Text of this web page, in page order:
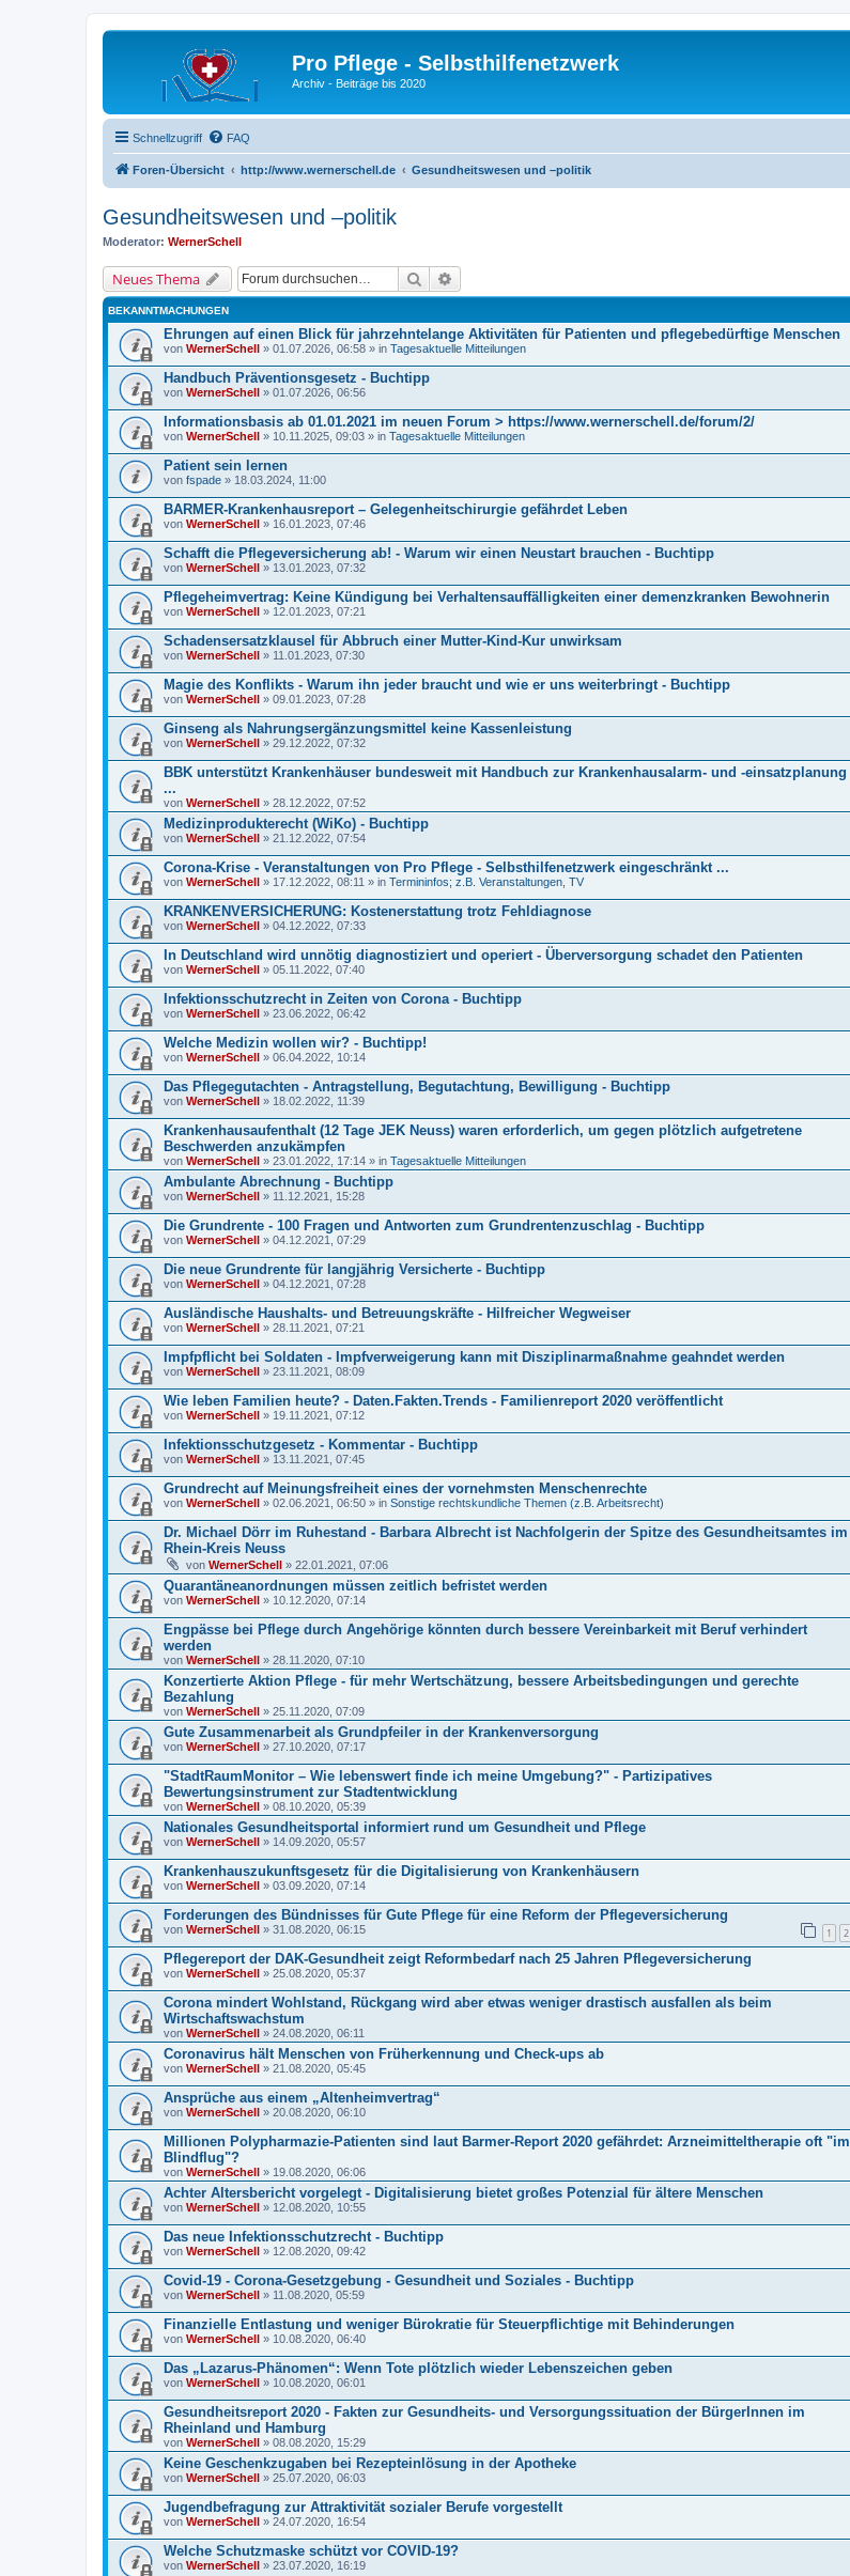
Pro Pflege - Selbsthilfenetzwerk
Archiv - Beiträge bis 2020
Schnellzugriff FAQ
Foren-Übersicht http://www.wernerschell.de Gesundheitswesen und –politik
Gesundheitswesen und –politik
Moderator: WernerSchell
Neues Thema Suche
BEKANNTMACHUNGEN
Ehrungen auf einen Blick für jahrzehntelange Aktivitäten für Patienten und pflegebedürftige Menschen
von WernerSchell » 01.07.2026, 06:58 » in Tagesaktuelle Mitteilungen
Handbuch Präventionsgesetz - Buchtipp
von WernerSchell » 01.07.2026, 06:56
Informationsbasis ab 01.01.2021 im neuen Forum > https://www.wernerschell.de/forum/2/
von WernerSchell » 10.11.2025, 09:03 » in Tagesaktuelle Mitteilungen
Patient sein lernen
von fspade » 18.03.2024, 11:00
BARMER-Krankenhausreport – Gelegenheitschirurgie gefährdet Leben
von WernerSchell » 16.01.2023, 07:46
Schafft die Pflegeversicherung ab! - Warum wir einen Neustart brauchen - Buchtipp
von WernerSchell » 13.01.2023, 07:32
Pflegeheimvertrag: Keine Kündigung bei Verhaltensauffälligkeiten einer demenzkranken Bewohnerin
von WernerSchell » 12.01.2023, 07:21
Schadensersatzklausel für Abbruch einer Mutter-Kind-Kur unwirksam
von WernerSchell » 11.01.2023, 07:30
Magie des Konflikts - Warum ihn jeder braucht und wie er uns weiterbringt - Buchtipp
von WernerSchell » 09.01.2023, 07:28
Ginseng als Nahrungsergänzungsmittel keine Kassenleistung
von WernerSchell » 29.12.2022, 07:32
BBK unterstützt Krankenhäuser bundesweit mit Handbuch zur Krankenhausalarm- und -einsatzplanung
...
von WernerSchell » 28.12.2022, 07:52
Medizinprodukterecht (WiKo) - Buchtipp
von WernerSchell » 21.12.2022, 07:54
Corona-Krise - Veranstaltungen von Pro Pflege - Selbsthilfenetzwerk eingeschränkt ...
von WernerSchell » 17.12.2022, 08:11 » in Termininfos; z.B. Veranstaltungen, TV
KRANKENVERSICHERUNG: Kostenerstattung trotz Fehldiagnose
von WernerSchell » 04.12.2022, 07:33
In Deutschland wird unnötig diagnostiziert und operiert - Überversorgung schadet den Patienten
von WernerSchell » 05.11.2022, 07:40
Infektionsschutzrecht in Zeiten von Corona - Buchtipp
von WernerSchell » 23.06.2022, 06:42
Welche Medizin wollen wir? - Buchtipp!
von WernerSchell » 06.04.2022, 10:14
Das Pflegegutachten - Antragstellung, Begutachtung, Bewilligung - Buchtipp
von WernerSchell » 18.02.2022, 11:39
Krankenhausaufenthalt (12 Tage JEK Neuss) waren erforderlich, um gegen plötzlich aufgetretene
Beschwerden anzukämpfen
von WernerSchell » 23.01.2022, 17:14 » in Tagesaktuelle Mitteilungen
Ambulante Abrechnung - Buchtipp
von WernerSchell » 11.12.2021, 15:28
Die Grundrente - 100 Fragen und Antworten zum Grundrentenzuschlag - Buchtipp
von WernerSchell » 04.12.2021, 07:29
Die neue Grundrente für langjährig Versicherte - Buchtipp
von WernerSchell » 04.12.2021, 07:28
Ausländische Haushalts- und Betreuungskräfte - Hilfreicher Wegweiser
von WernerSchell » 28.11.2021, 07:21
Impfpflicht bei Soldaten - Impfverweigerung kann mit Disziplinarmaßnahme geahndet werden
von WernerSchell » 23.11.2021, 08:09
Wie leben Familien heute? - Daten.Fakten.Trends - Familienreport 2020 veröffentlicht
von WernerSchell » 19.11.2021, 07:12
Infektionsschutzgesetz - Kommentar - Buchtipp
von WernerSchell » 13.11.2021, 07:45
Grundrecht auf Meinungsfreiheit eines der vornehmsten Menschenrechte
von WernerSchell » 02.06.2021, 06:50 » in Sonstige rechtskundliche Themen (z.B. Arbeitsrecht)
Dr. Michael Dörr im Ruhestand - Barbara Albrecht ist Nachfolgerin der Spitze des Gesundheitsamtes im
Rhein-Kreis Neuss
von WernerSchell » 22.01.2021, 07:06
Quarantäneanordnungen müssen zeitlich befristet werden
von WernerSchell » 10.12.2020, 07:14
Engpässe bei Pflege durch Angehörige könnten durch bessere Vereinbarkeit mit Beruf verhindert
werden
von WernerSchell » 28.11.2020, 07:10
Konzertierte Aktion Pflege - für mehr Wertschätzung, bessere Arbeitsbedingungen und gerechte
Bezahlung
von WernerSchell » 25.11.2020, 07:09
Gute Zusammenarbeit als Grundpfeiler in der Krankenversorgung
von WernerSchell » 27.10.2020, 07:17
"StadtRaumMonitor – Wie lebenswert finde ich meine Umgebung?" - Partizipatives
Bewertungsinstrument zur Stadtentwicklung
von WernerSchell » 08.10.2020, 05:39
Nationales Gesundheitsportal informiert rund um Gesundheit und Pflege
von WernerSchell » 14.09.2020, 05:57
Krankenhauszukunftsgesetz für die Digitalisierung von Krankenhäusern
von WernerSchell » 03.09.2020, 07:14
Forderungen des Bündnisses für Gute Pflege für eine Reform der Pflegeversicherung
von WernerSchell » 31.08.2020, 06:15 1 2
Pflegereport der DAK-Gesundheit zeigt Reformbedarf nach 25 Jahren Pflegeversicherung
von WernerSchell » 25.08.2020, 05:37
Corona mindert Wohlstand, Rückgang wird aber etwas weniger drastisch ausfallen als beim
Wirtschaftswachstum
von WernerSchell » 24.08.2020, 06:11
Coronavirus hält Menschen von Früherkennung und Check-ups ab
von WernerSchell » 21.08.2020, 05:45
Ansprüche aus einem „Altenheimvertrag“
von WernerSchell » 20.08.2020, 06:10
Millionen Polypharmazie-Patienten sind laut Barmer-Report 2020 gefährdet: Arzneimitteltherapie oft "im
Blindflug"?
von WernerSchell » 19.08.2020, 06:06
Achter Altersbericht vorgelegt - Digitalisierung bietet großes Potenzial für ältere Menschen
von WernerSchell » 12.08.2020, 10:55
Das neue Infektionsschutzrecht - Buchtipp
von WernerSchell » 12.08.2020, 09:42
Covid-19 - Corona-Gesetzgebung - Gesundheit und Soziales - Buchtipp
von WernerSchell » 11.08.2020, 05:59
Finanzielle Entlastung und weniger Bürokratie für Steuerpflichtige mit Behinderungen
von WernerSchell » 10.08.2020, 06:40
Das „Lazarus-Phänomen“: Wenn Tote plötzlich wieder Lebenszeichen geben
von WernerSchell » 10.08.2020, 06:01
Gesundheitsreport 2020 - Fakten zur Gesundheits- und Versorgungssituation der BürgerInnen im
Rheinland und Hamburg
von WernerSchell » 08.08.2020, 15:29
Keine Geschenkzugaben bei Rezepteinlösung in der Apotheke
von WernerSchell » 25.07.2020, 06:03
Jugendbefragung zur Attraktivität sozialer Berufe vorgestellt
von WernerSchell » 24.07.2020, 16:54
Welche Schutzmaske schützt vor COVID-19?
von WernerSchell » 23.07.2020, 16:19